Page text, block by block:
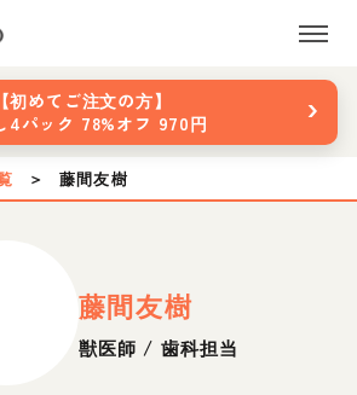
【初めてご注文の方】
4パック 78%オフ 970円
›
＞ 藤間友樹
藤間友樹
獣医師 / 歯科担当